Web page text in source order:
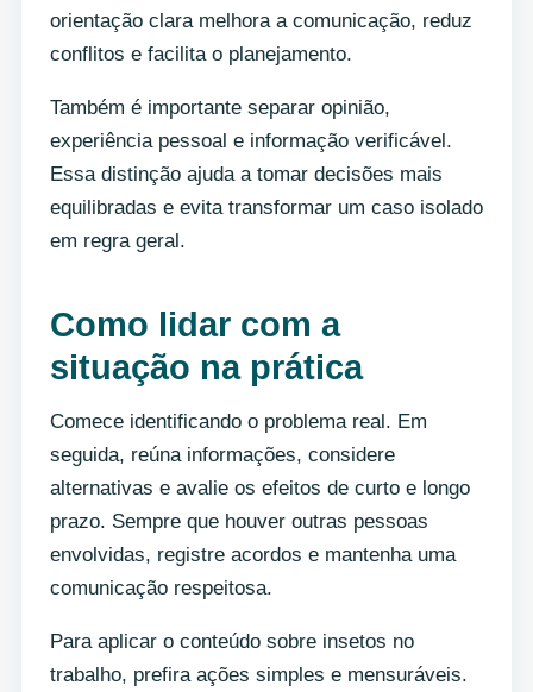
orientação clara melhora a comunicação, reduz
conflitos e facilita o planejamento.
Também é importante separar opinião,
experiência pessoal e informação verificável.
Essa distinção ajuda a tomar decisões mais
equilibradas e evita transformar um caso isolado
em regra geral.
Como lidar com a
situação na prática
Comece identificando o problema real. Em
seguida, reúna informações, considere
alternativas e avalie os efeitos de curto e longo
prazo. Sempre que houver outras pessoas
envolvidas, registre acordos e mantenha uma
comunicação respeitosa.
Para aplicar o conteúdo sobre insetos no
trabalho, prefira ações simples e mensuráveis.